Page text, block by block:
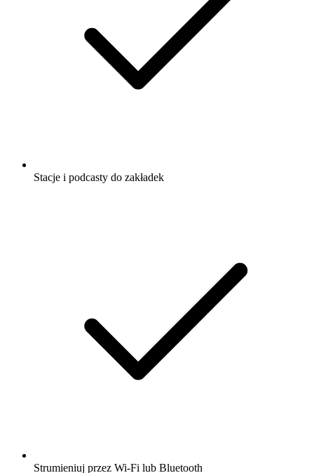
Stacje i podcasty do zakładek
Strumieniuj przez Wi-Fi lub Bluetooth